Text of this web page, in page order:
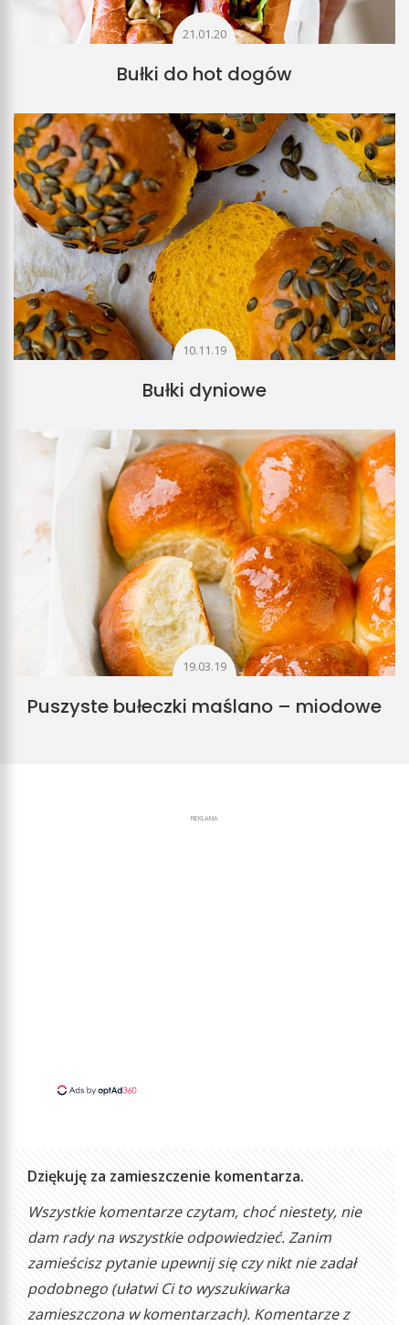
21.01.20
Bułki do hot dogów
10.11.19
Bułki dyniowe
19.03.19
Puszyste bułeczki maślano – miodowe
REKLAMA
Dziękuję za zamieszczenie komentarza.
Wszystkie komentarze czytam, choć niestety, nie
dam rady na wszystkie odpowiedzieć. Zanim
zamieścisz pytanie upewnij się czy nikt nie zadał
podobnego (ułatwi Ci to wyszukiwarka
zamieszczona w komentarzach). Komentarze z